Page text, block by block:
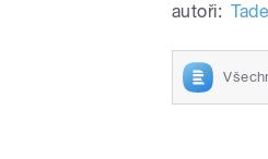
autoři: